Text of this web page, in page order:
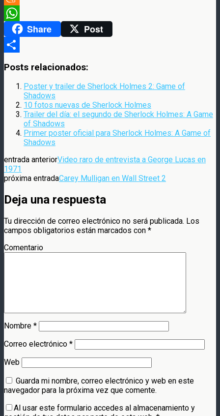
Meneame
WhatsAppShare Post
Posts relacionados:
Poster y trailer de Sherlock Holmes 2: Game of
Shadows
10 fotos nuevas de Sherlock Holmes
Trailer del día: el segundo de Sherlock Holmes: A Game
of Shadows
Primer poster oficial para Sherlock Holmes: A Game of
Shadows
entrada anteriorVideo raro de entrevista a George Lucas en
1971
próxima entradaCarey Mulligan en Wall Street 2
Deja una respuesta
Tu dirección de correo electrónico no será publicada. Los
campos obligatorios están marcados con *
Comentario
Nombre *
Correo electrónico *
Web
Guarda mi nombre, correo electrónico y web en este
navegador para la próxima vez que comente.
Al usar este formulario accedes al almacenamiento y